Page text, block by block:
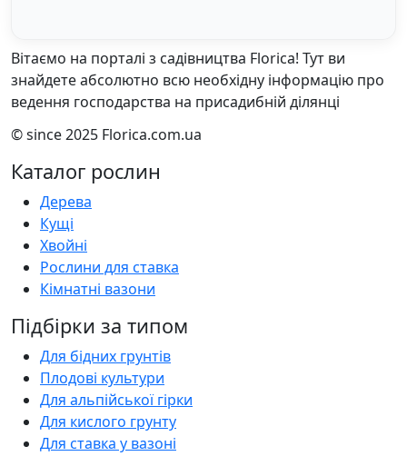
Вітаємо на порталі з садівництва Florica! Тут ви
знайдете абсолютно всю необхідну інформацію про
ведення господарства на присадибній ділянці
© since 2025 Florica.com.ua
Каталог рослин
Дерева
Кущі
Хвойні
Рослини для ставка
Кімнатні вазони
Підбірки за типом
Для бідних грунтів
Плодові культури
Для альпійської гірки
Для кислого грунту
Для ставка у вазоні